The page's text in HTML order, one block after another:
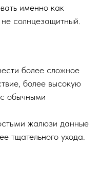
именно как
солнцезащитный.
более сложное
более высокую
обычными
жалюзи данные
тщательного ухода.